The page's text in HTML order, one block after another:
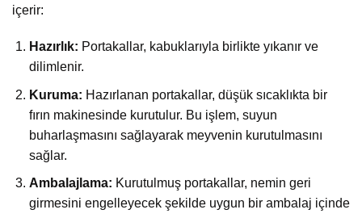
içerir:
Hazırlık: Portakallar, kabuklarıyla birlikte yıkanır ve
dilimlenir.
Kuruma: Hazırlanan portakallar, düşük sıcaklıkta bir
fırın makinesinde kurutulur. Bu işlem, suyun
buharlaşmasını sağlayarak meyvenin kurutulmasını
sağlar.
Ambalajlama: Kurutulmuş portakallar, nemin geri
girmesini engelleyecek şekilde uygun bir ambalaj içinde